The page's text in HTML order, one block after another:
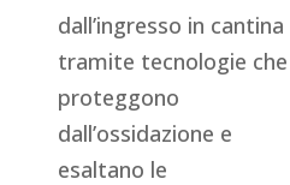
dall’ingresso in cantina
tramite tecnologie che
proteggono
dall’ossidazione e
esaltano le